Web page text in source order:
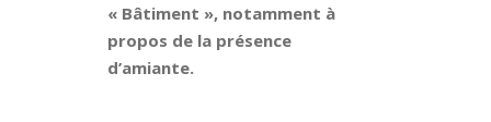
« Bâtiment », notamment à
propos de la présence
d’amiante.